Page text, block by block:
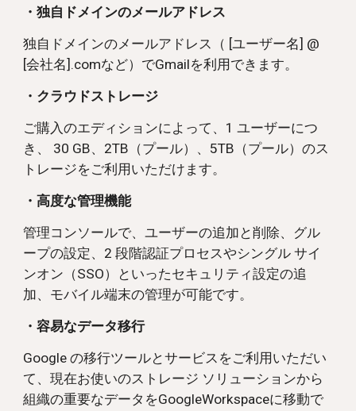
・独自ドメインのメールアドレス
独自ドメインのメールアドレス（ [ユーザー名] @
[会社名].comなど）でGmailを利用できます。
・クラウドストレージ
ご購入のエディションによって、 1 ユーザーにつ
き、 30 GB、2TB（プール）、5TB（プール）のス
トレージをご利用いただけます。
・高度な管理機能
管理コンソールで、ユーザーの追加と削除、グル
ープの設定、2 段階認証プロセスやシングル サイ
ンオン（SSO）といったセキュリティ設定の追
加、モバイル端末の管理が可能です。
・容易なデータ移行
Google の移行ツールとサービスをご利用いただい
て、現在お使いのストレージ ソリューションから
組織の重要なデータをGoogleWorkspaceに移動で